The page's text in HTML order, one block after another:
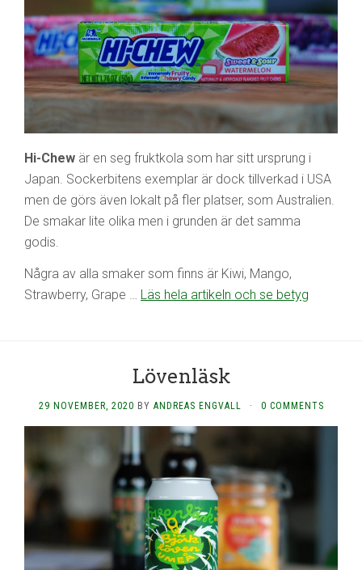
Hi-Chew är en seg fruktkola som har sitt ursprung i
Japan. Sockerbitens exemplar är dock tillverkad i USA
men de görs även lokalt på fler platser, som Australien.
De smakar lite olika men i grunden är det samma
godis.
Några av alla smaker som finns är Kiwi, Mango,
Strawberry, Grape … Läs hela artikeln och se betyg
Lövenläsk
29 NOVEMBER, 2020 BY ANDREAS ENGVALL · 0 COMMENTS